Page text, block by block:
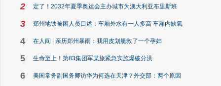
2 定了！2032年夏季奥运会主办城市为澳大利亚布里斯班
3 郑州地铁被困人员口述：车厢外水有一人多高 车厢内缺氧
4 在人间 | 亲历郑州暴雨：我用皮划艇救了一个孕妇
5 生命至上！第83集团军某旅紧急实施爆破分洪
6 美国常务副国务卿访华为何选在天津？外交部：两个原因